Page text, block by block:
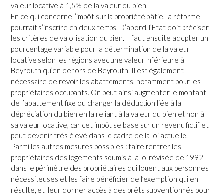
valeur locative à 1,5% de la valeur du bien.
En ce qui concerne l’impôt sur la propriété bâtie, la réforme
pourrait s’inscrire en deux temps. D’abord, l’Etat doit préciser
les critères de valorisation du bien. Il faut ensuite adopter un
pourcentage variable pour la détermination de la valeur
locative selon les régions avec une valeur inférieure à
Beyrouth qu’en dehors de Beyrouth. Il est également
nécessaire de revoir les abattements, notamment pour les
propriétaires occupants. On peut ainsi augmenter le montant
de l’abattement fixe ou changer la déduction liée à la
dépréciation du bien en la reliant à la valeur du bien et non à
sa valeur locative, car cet impôt se base sur un revenu fictif et
peut devenir très élevé dans le cadre de la loi actuelle.
Parmi les autres mesures possibles : faire rentrer les
propriétaires des logements soumis à la loi révisée de 1992
dans le périmètre des propriétaires qui louent aux personnes
nécessiteuses et les faire bénéficier de l’exemption qui en
résulte, et leur donner accès à des prêts subventionnés pour